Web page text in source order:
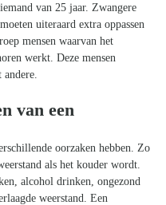
van 25 jaar. Zwangere
uiteraard extra oppassen
mensen waarvan het
werkt. Deze mensen
van een
oorzaken hebben. Zo
als het kouder wordt.
alcohol drinken, ongezond
weerstand. Een